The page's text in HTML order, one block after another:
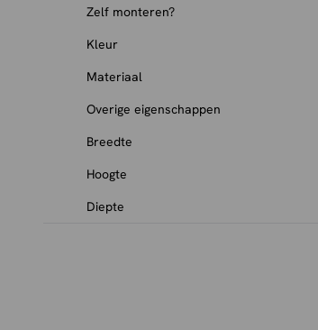
Zelf monteren?
Kleur
Materiaal
Overige eigenschappen
Breedte
Hoogte
Diepte